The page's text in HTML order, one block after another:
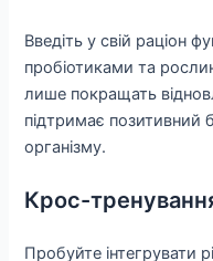
Введіть у свій раціон
пробіотиками та
лише покращать
підтримає позитивний
організму.
Крос-
Пробуйте інтегрувати